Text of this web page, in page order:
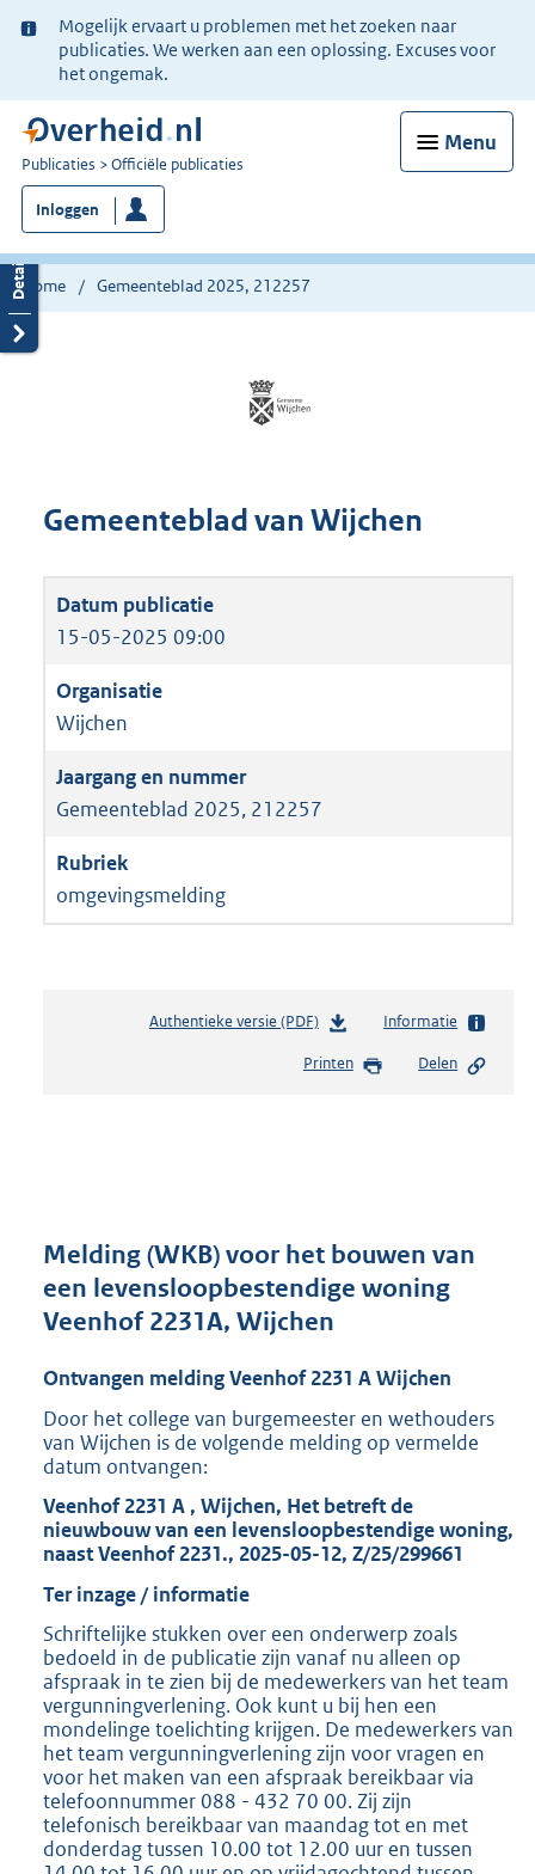
Ter
informatie:
Mogelijk ervaart u problemen met het zoeken naar
publicaties. We werken aan een oplossing. Excuses voor
het ongemak.
Menu
U
bent
nu
hier:
Publicaties Officiële publicaties
Inloggen
Home Gemeenteblad 2025, 212257
Gemeenteblad van Wijchen
15-05-2025 09:00
Wijchen
Gemeenteblad 2025, 212257
omgevingsmelding
Authentieke versie (PDF)b
s
r
o
t
e
8
1
K
b
Informatie
Printen Delen
Melding (WKB) voor het bouwen van
een levensloopbestendige woning
Veenhof 2231A, Wijchen
Ontvangen melding Veenhof 2231 A Wijchen
Door het college van burgemeester en wethouders
van Wijchen is de volgende melding op vermelde
datum ontvangen:
Veenhof 2231 A , Wijchen, Het betreft de
nieuwbouw van een levensloopbestendige woning,
naast Veenhof 2231., 2025-05-12, Z/25/299661
Ter inzage / informatie
Schriftelijke stukken over een onderwerp zoals
bedoeld in de publicatie zijn vanaf nu alleen op
afspraak in te zien bij de medewerkers van het team
vergunningverlening. Ook kunt u bij hen een
mondelinge toelichting krijgen. De medewerkers van
het team vergunningverlening zijn voor vragen en
voor het maken van een afspraak bereikbaar via
telefoonnummer 088 - 432 70 00. Zij zijn
telefonisch bereikbaar van maandag tot en met
donderdag tussen 10.00 tot 12.00 uur en tussen